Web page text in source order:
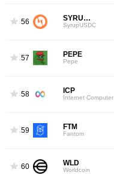
56 SYRUPUSDC
SyrupUSDC
57 PEPE
Pepe
58 ICP
Internet Computer
59 FTM
Fantom
60 WLD
Worldcoin